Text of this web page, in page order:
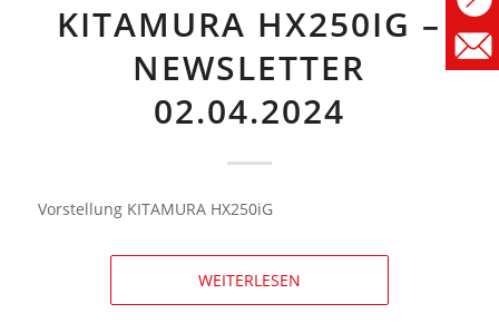
KITAMURA HX250IG –
NEWSLETTER
02.04.2024
Vorstellung KITAMURA HX250iG
WEITERLESEN